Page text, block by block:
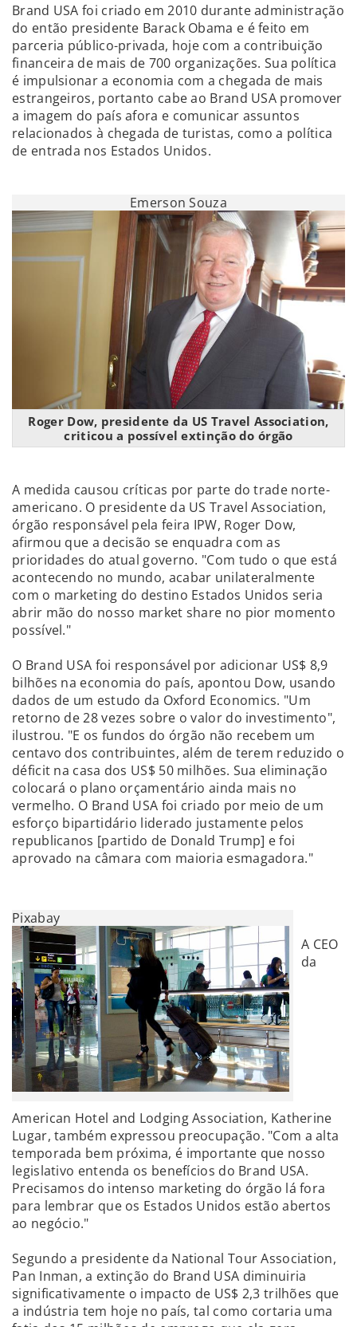
Brand USA foi criado em 2010 durante administração
do então presidente Barack Obama e é feito em
parceria público-privada, hoje com a contribuição
financeira de mais de 700 organizações. Sua política
é impulsionar a economia com a chegada de mais
estrangeiros, portanto cabe ao Brand USA promover
a imagem do país afora e comunicar assuntos
relacionados à chegada de turistas, como a política
de entrada nos Estados Unidos.
Emerson Souza
Roger Dow, presidente da US Travel Association,
criticou a possível extinção do órgão
A medida causou críticas por parte do trade norte-
americano. O presidente da US Travel Association,
órgão responsável pela feira IPW, Roger Dow,
afirmou que a decisão se enquadra com as
prioridades do atual governo. "Com tudo o que está
acontecendo no mundo, acabar unilateralmente
com o marketing do destino Estados Unidos seria
abrir mão do nosso market share no pior momento
possível."
O Brand USA foi responsável por adicionar US$ 8,9
bilhões na economia do país, apontou Dow, usando
dados de um estudo da Oxford Economics. "Um
retorno de 28 vezes sobre o valor do investimento",
ilustrou. "E os fundos do órgão não recebem um
centavo dos contribuintes, além de terem reduzido o
déficit na casa dos US$ 50 milhões. Sua eliminação
colocará o plano orçamentário ainda mais no
vermelho. O Brand USA foi criado por meio de um
esforço bipartidário liderado justamente pelos
republicanos [partido de Donald Trump] e foi
aprovado na câmara com maioria esmagadora."
Pixabay
A CEO
da
American Hotel and Lodging Association, Katherine
Lugar, também expressou preocupação. "Com a alta
temporada bem próxima, é importante que nosso
legislativo entenda os benefícios do Brand USA.
Precisamos do intenso marketing do órgão lá fora
para lembrar que os Estados Unidos estão abertos
ao negócio."
Segundo a presidente da National Tour Association,
Pan Inman, a extinção do Brand USA diminuiria
significativamente o impacto de US$ 2,3 trilhões que
a indústria tem hoje no país, tal como cortaria uma